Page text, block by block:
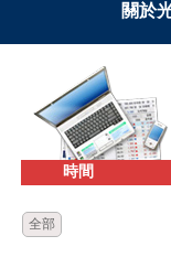
關於
時間
全部